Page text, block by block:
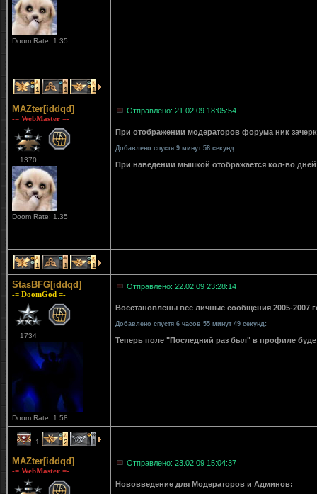
Doom Rate: 1.35
1 1 1
MAZter[iddqd]
-= WebMaster =-
1370
Doom Rate: 1.35
Отправлено: 21.02.09 18:05:54
При отображении модераторов форума ник
Добавлено спустя 9 минут 58 секунд:
При наведении мышкой отображается кол-во
1 1 1
StasBFG[iddqd]
-= DoomGod =-
1734
Doom Rate: 1.58
Отправлено: 22.02.09 23:28:14
Восстановлены все личные сообщения 2005-2007
Добавлено спустя 6 часов 55 минут 49 секунд:
Теперь поле "Последний раз был" в профиле
1 2 1
MAZter[iddqd]
-= WebMaster =-
Отправлено: 23.02.09 15:04:37
Нововведение для Модераторов и Админов: